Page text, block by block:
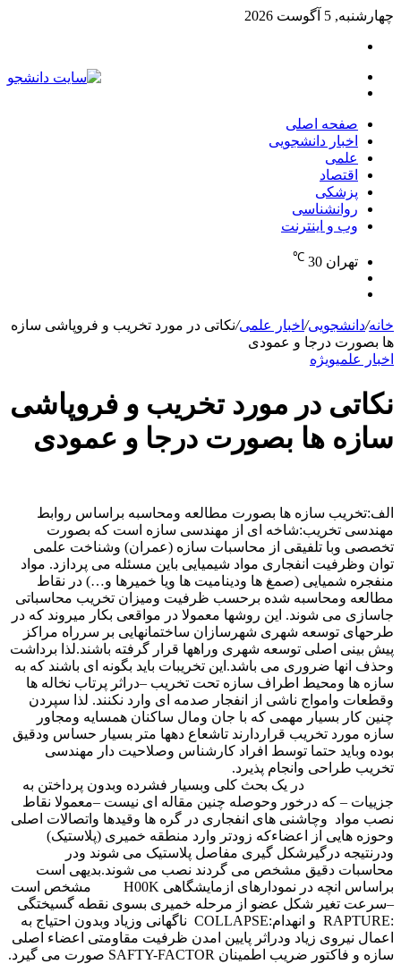
چهارشنبه, 5 آگوست 2026
صفحه اصلی
اخبار دانشجویی
علمی
اقتصاد
پزشکی
روانشناسی
وب و اینترنت
تهران 30
℃
خانه/دانشجویی/ اخبار علمی/نکاتی در مورد تخریب و فروپاشی سازه
ها بصورت درجا و عمودی
اخبار علمیویژه
نکاتی در مورد تخریب و فروپاشی
سازه ها بصورت درجا و عمودی
الف:تخریب سازه ها بصورت مطالعه ومحاسبه براساس روابط
مهندسی تخریب:شاخه ای از مهندسی سازه است که بصورت
تخصصی وبا تلفیقی از محاسبات سازه (عمران) وشناخت علمی
توان وظرفیت انفجاری مواد شیمیایی باین مسئله می پردازد. مواد
منفجره شمیایی (صمغ ها ودینامیت ها ویا خمیرها و…) در نقاط
مطالعه ومحاسبه شده برحسب ظرفیت ومیزان تخریب محاسباتی
جاسازی می شوند. این روشها معمولا در مواقعی بکار میروند که در
طرحهای توسعه شهری شهرسازان ساختمانهایی بر سرراه مراکز
پیش بینی اصلی توسعه شهری وراهها قرار گرفته باشند.لذا برداشت
وحذف انها ضروری می باشد.این تخریبات باید بگونه ای باشند که به
سازه ها ومحیط اطراف سازه تحت تخریب –دراثر پرتاب نخاله ها
وقطعات وامواج ناشی از انفجار صدمه ای وارد نکنند. لذا سپردن
چنین کار بسیار مهمی که با جان ومال ساکنان همسایه ومجاور
سازه مورد تخریب قراردارند تاشعاع دهها متر بسیار حساس ودقیق
بوده وباید حتما توسط افراد کارشناس وصلاحیت دار مهندسی
تخریب طراحی وانجام پذیرد.
در یک بحث کلی وبسیار فشرده وبدون پرداختن به
جزییات – که درخور وحوصله چنین مقاله ای نیست –معمولا نقاط
نصب مواد وچاشنی های انفجاری در گره ها وقیدها واتصالات اصلی
وحوزه هایی از اعضاءکه زودتر وارد منطقه خمیری (پلاستیک)
ودرنتیجه درگیرشکل گیری مفاصل پلاستیک می شوند ودر
محاسبات دقیق مشخص می گردند نصب می شوند.بدیهی است
براساس انچه در نمودارهای ازمایشگاهی H00K مشخص است
–سرعت تغیر شکل عضو از مرحله خمیری بسوی نقطه گسیختگی
:RAPTURE و انهدام:COLLAPSE ناگهانی وزیاد وبدون احتیاج به
اعمال نیروی زیاد ودراثر پایین امدن ظرفیت مقاومتی اعضاء اصلی
سازه و فاکتور ضریب اطمینان SAFTY-FACTOR صورت می گیرد.